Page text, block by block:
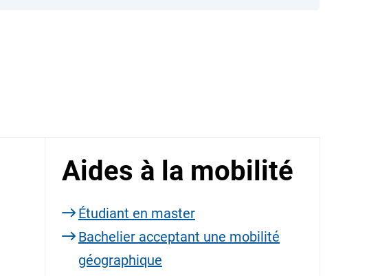
Aides à la mobilité
Étudiant en master
Bachelier acceptant une mobilité
géographique